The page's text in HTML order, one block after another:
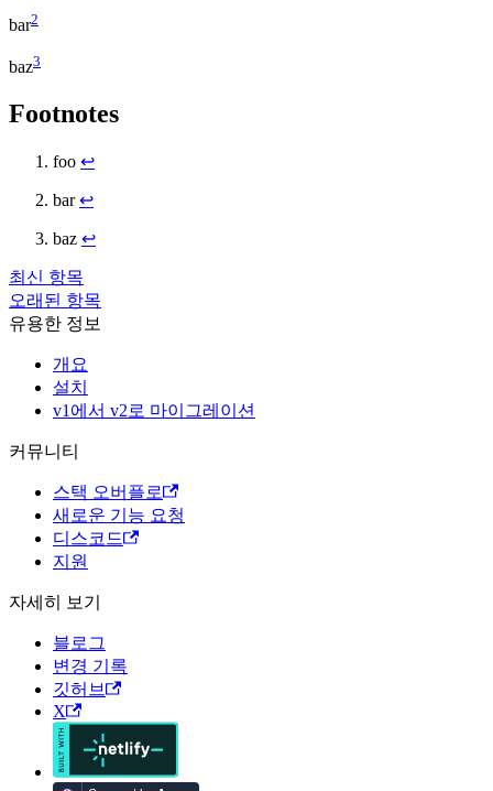
bar2
baz3
Footnotes
foo ↩
bar↩
baz ↩
최신 항목
오래된 항목
유용한 정보
개요
설치
v1에서 v2로 마이그레이션
커뮤니티
스택 오버플로
새로운 기능 요청
디스코드
지원
자세히 보기
블로그
변경 기록
깃허브
X